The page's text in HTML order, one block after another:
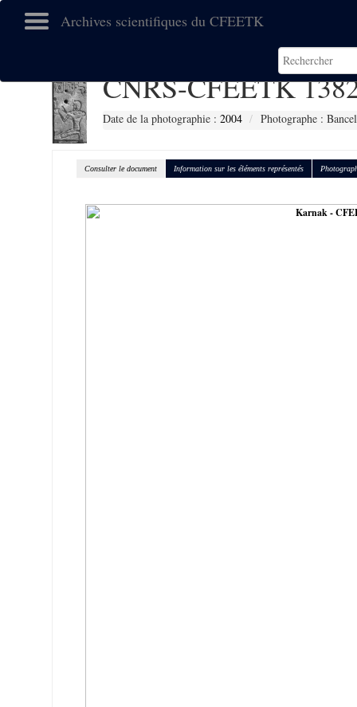
Archives scientifiques du CFEETK
CNRS-CFEETK
Date de la photographie : 2004 Photographe :
Consulter le document Information sur les éléments représentés